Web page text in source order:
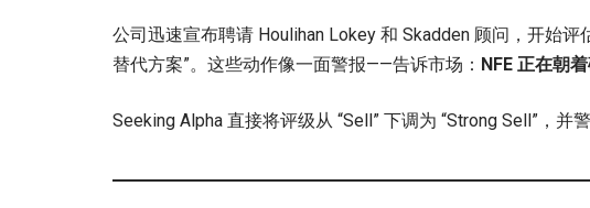
公司迅速宣布聘请 Houlihan Lokey 和 Skadden 顾问，开始评
替代方案”。这些动作像一面警报——告诉市场： NFE 正在朝
Seeking Alpha 直接将评级从 “Sell” 下调为 “Strong Sell”，并